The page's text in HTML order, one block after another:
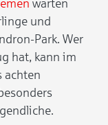
warten
und
Park. Wer
hat, kann im
achten